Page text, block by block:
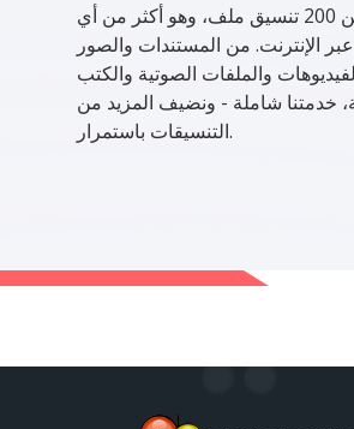
ندعم أكثر من 200 تنسيق ملف، وهو أكثر من أي
الإنترنت. من المستندات والصور
والملفات الصوتية والكتب
خدمتنا شاملة - ونضيف المزيد من
التنسيقات باستمرار.